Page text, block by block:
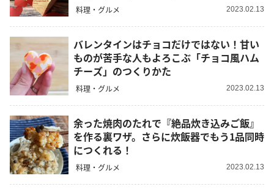
料理・グルメ 2023.02.13
バレンタインはチョコだけではない！甘い
ものが苦手な人もよろこぶ「チョコ風ハム
チーズ」のつくりかた
料理・グルメ 2023.02.13
余った焼肉のたれで『絶品炊き込みご飯』
を作る裏ワザ。さらに炊飯器でもう1品同時
につくれる！
料理・グルメ 2023.02.13